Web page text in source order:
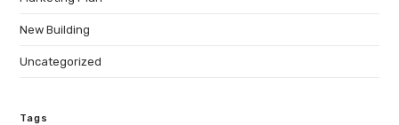
New Building
Uncategorized
Tags